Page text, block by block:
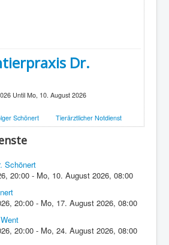
Dr.
Until Mo, 10. August 2026
Schönert
Tierärztlicher Notdienst
Schönert
,20:00 - Mo, 10. August 2026,08:00
,20:00 - Mo, 17. August 2026,08:00
,20:00 - Mo, 24. August 2026,08:00